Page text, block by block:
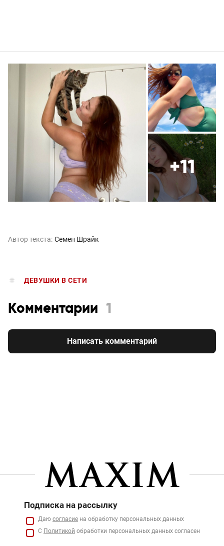
+11
Автор текста: Семен Шрайк
ДЕВУШКИ В CЕТИ
Комментарии 1
Написать комментарий
Подписка на рассылку
Даю согласие на обработку персональных данных
С Политикой обработки персональных данных согласен